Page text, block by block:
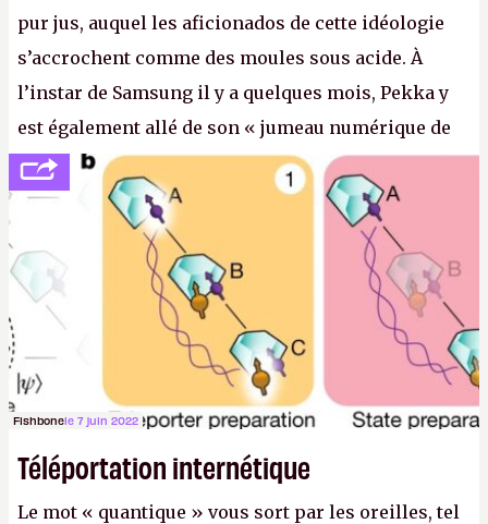
pur jus, auquel les aficionados de cette idéologie
s’accrochent comme des moules sous acide. À
l’instar de Samsung il y a quelques mois, Pekka y
est également allé de son « jumeau numérique de
tout » et de l’importance des metasangsues, qu’il
considère comme «
la prochaine grande plateforme
informatique après le World Wide Web et le mobile
(Crédit photo : Pexels / Pixabay)
Fishbonele 7 juin 2022
Téléportation internétique
Le mot « quantique » vous sort par les oreilles, tel